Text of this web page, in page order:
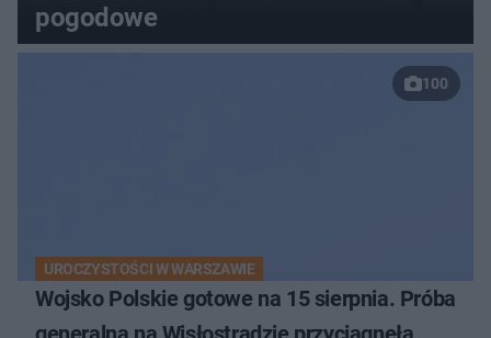
pogodowe
100
UROCZYSTOŚCI W WARSZAWIE
Wojsko Polskie gotowe na 15 sierpnia. Próba